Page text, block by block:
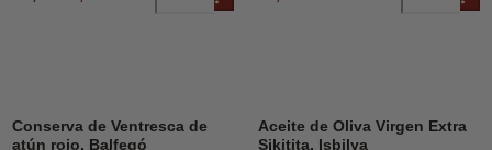
Conserva de Ventresca de
atún rojo, Balfegó
Aceite de Oliva Virgen Extra
Sikitita, Isbilya